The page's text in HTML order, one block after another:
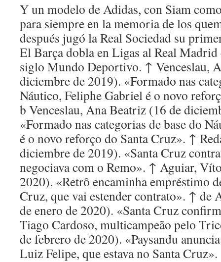
Y un modelo de Adidas, con Siam
para siempre en la memoria de los
después jugó la Real Sociedad su
El Barça dobla en Ligas al Real
siglo Mundo Deportivo. ↑ Venceslau,
diciembre de 2019). «Formado nas
Náutico, Feliphe Gabriel é o novo
b Venceslau, Ana Beatriz (16 de
«Formado nas categorias de base do
é o novo reforço do Santa Cruz». ↑
diciembre de 2019). «Santa Cruz
negociava com o Remo». ↑ Aguiar,
2020). «Retrô encaminha empréstimo
Cruz, que vai estender contrato». ↑ de
de enero de 2020). «Santa Cruz
Tiago Cardoso, multicampeão pelo
de febrero de 2020). «Paysandu
Luiz Felipe, que estava no Santa Cruz».